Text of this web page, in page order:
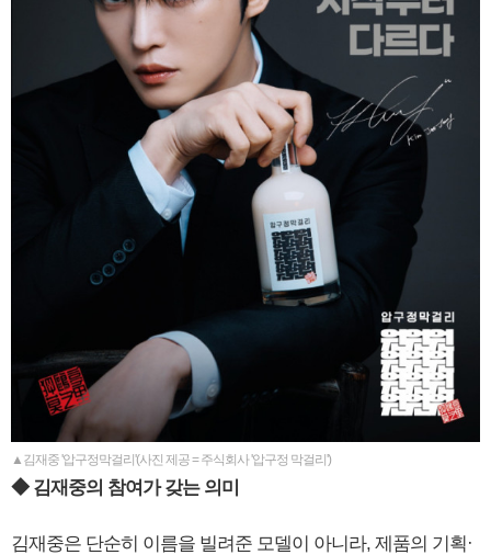
▲김재중 '압구정막걸리'(사진 제공 = 주식회사 '압구정 막걸리')
◆ 김재중의 참여가 갖는 의미
김재중은 단순히 이름을 빌려준 모델이 아니라, 제품의 기획·